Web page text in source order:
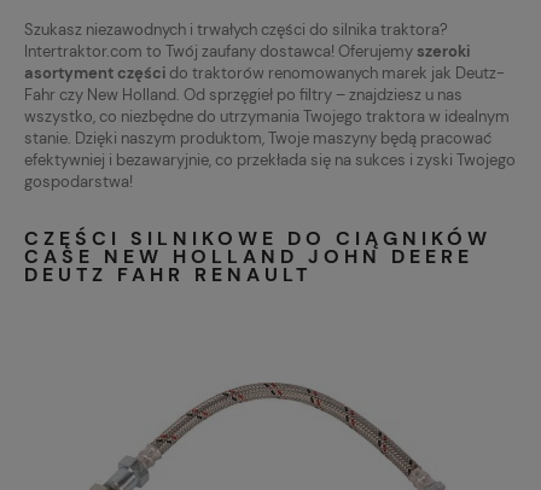
Szukasz niezawodnych i trwałych części do silnika traktora?
Intertraktor.com to Twój zaufany dostawca! Oferujemy szeroki
asortyment częścido traktorów renomowanych marek jak Deutz-
Fahr czy New Holland. Od sprzęgieł po filtry – znajdziesz u nas
wszystko, co niezbędne do utrzymania Twojego traktora w idealnym
stanie. Dzięki naszym produktom, Twoje maszyny będą pracować
efektywniej i bezawaryjnie, co przekłada się na sukces i zyski Twojego
gospodarstwa!
CZĘŚCI SILNIKOWE DO CIĄGNIKÓW
CASE NEW HOLLAND JOHN DEERE
DEUTZ FAHR RENAULT